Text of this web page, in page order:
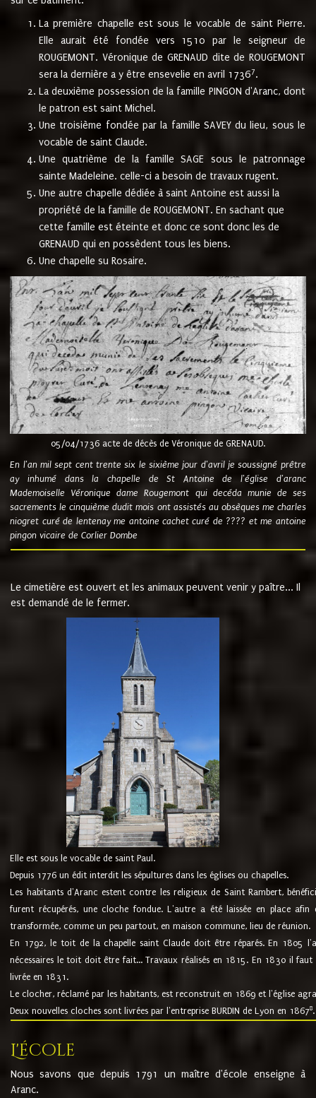
La première chapelle est sous le vocable de saint Pierre.
Elle aurait été fondée vers 1510 par le seigneur de
ROUGEMONT. Véronique de GRENAUD dite de ROUGEMONT
sera la dernière a y être ensevelie en avril 17367.
La deuxième possession de la famille PINGON d'Aranc, dont
le patron est saint Michel.
Une troisième fondée par la famille SAVEY du lieu, sous le
vocable de saint Claude.
Une quatrième de la famille SAGE sous le patronnage
sainte Madeleine. celle-ci a besoin de travaux rugent.
Une autre chapelle dédiée à saint Antoine est aussi la
propriété de la famille de ROUGEMONT. En sachant que
cette famille est éteinte et donc ce sont donc les de
GRENAUD qui en possèdent tous les biens.
Une chapelle su Rosaire.
05/04/1736 acte de décès de Véronique de GRENAUD.
En l'an mil sept cent trente six le sixième jour d'avril je soussigné prêtre
ay inhumé dans la chapelle de St Antoine de l'église d'aranc
Mademoiselle Véronique dame Rougemont qui decéda munie de ses
sacrements le cinquième dudit mois ont assistés au obsèques me charles
niogret curé de lentenay me antoine cachet curé de ???? et me antoine
pingon vicaire de Corlier Dombe
Le cimetière est ouvert et les animaux peuvent venir y paître... Il
est demandé de le fermer.
Elle est sous le vocable de saint Paul.
Depuis 1776 un édit interdit les sépultures dans les églises ou chapelles.
Les habitants d'Aranc estent contre les religieux de Saint Rambert,
furent récupérés, une cloche fondue. L'autre a été laissée en place
transformée, comme un peu partout, en maison commune, lieu de réunion.
En 1792, le toit de la chapelle saint Claude doit être réparés. En 1805
nécessaires le toit doit être fait... Travaux réalisés en 1815. En 1830 il
livrée en 1831.
Le clocher, réclamé par les habitants, est reconstruit en 1869 et l'église
Deux nouvelles cloches sont livrées par l'entreprise BURDIN de Lyon en 18678.
L'école
Nous savons que depuis 1791 un maître d'école enseigne à
Aranc.